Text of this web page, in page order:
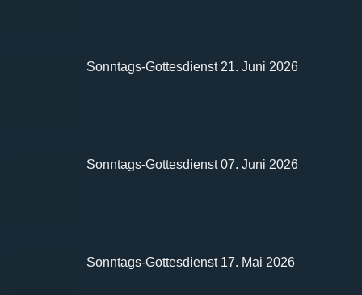
Sonntags-Gottesdienst 21. Juni 2026
Sonntags-Gottesdienst 07. Juni 2026
Sonntags-Gottesdienst 17. Mai 2026